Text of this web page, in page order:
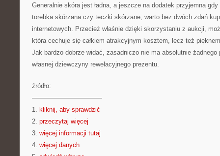
Generalnie skóra jest ładna, a jeszcze na dodatek przyjemna
torebka skórzana czy teczki skórzane, warto bez dwóch zdań
internetowych. Przecież właśnie dzięki skorzystaniu z aukcji,
która cechuje się całkiem atrakcyjnym kosztem, lecz też
Jak bardzo dobrze widać, zasadniczo nie ma absolutnie żadnego
własnej dziewczyny rewelacyjnego prezentu.
źródło:
———————————
1. kliknij, aby sprawdzić
2. przeczytaj więcej
3. więcej informacji tutaj
4. więcej danych